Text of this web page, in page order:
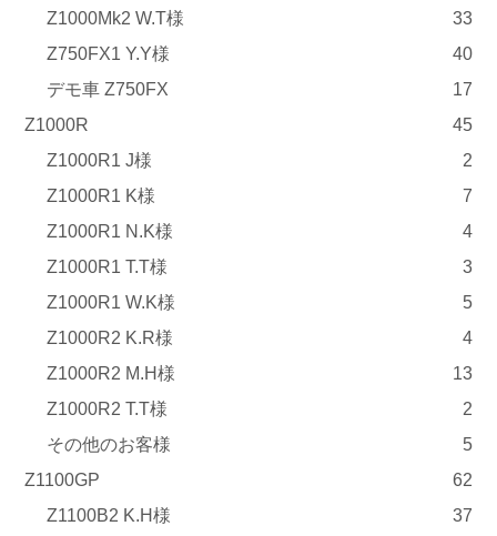
Z1000Mk2 W.T様
33
Z750FX1 Y.Y様
40
デモ車 Z750FX
17
Z1000R
45
Z1000R1 J様
2
Z1000R1 K様
7
Z1000R1 N.K様
4
Z1000R1 T.T様
3
Z1000R1 W.K様
5
Z1000R2 K.R様
4
Z1000R2 M.H様
13
Z1000R2 T.T様
2
その他のお客様
5
Z1100GP
62
Z1100B2 K.H様
37